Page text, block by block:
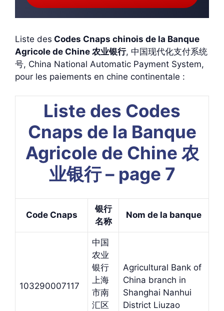
Liste des Codes Cnaps chinois de la Banque
Agricole de Chine 农业银行, 中国现代化支付系统
号, China National Automatic Payment System,
pour les paiements en chine continentale :
Liste des Codes
Cnaps de la Banque
Agricole de Chine 农
业银行 – page 7
Code Cnaps
银行
名称
Nom de la banque
103290007117
中国
农业
银行
上海
市南
汇区
Agricultural Bank of
China branch in
Shanghai Nanhui
District Liuzao